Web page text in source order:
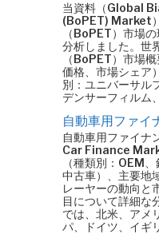
当資料（Global
(BoPET) Market
（BoPET）市場
分析しました。世
（BoPET）市場
価格、市場シェア
別：ユニバーサル
デンサーフィルム
自動車用ファ
自動車用ファイナ
Car Finance
（種類別：OEM
中古車）、主要地
レーヤーの動向と
目について詳細な
では、北米、アメ
パ、ドイツ、イギ